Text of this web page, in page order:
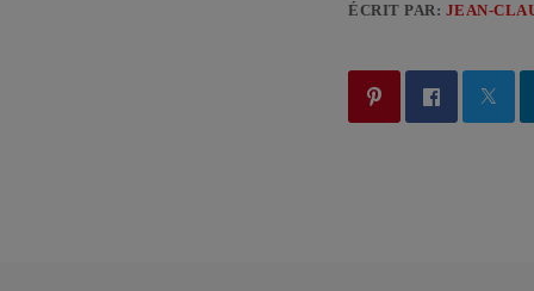
ÉCRIT PAR: JEAN-